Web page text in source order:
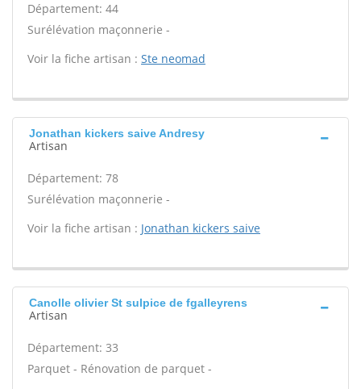
Département: 44
Surélévation maçonnerie -
Voir la fiche artisan : Ste neomad
Jonathan kickers saive Andresy
Artisan
Département: 78
Surélévation maçonnerie -
Voir la fiche artisan : Jonathan kickers saive
Canolle olivier St sulpice de fgalleyrens
Artisan
Département: 33
Parquet - Rénovation de parquet -